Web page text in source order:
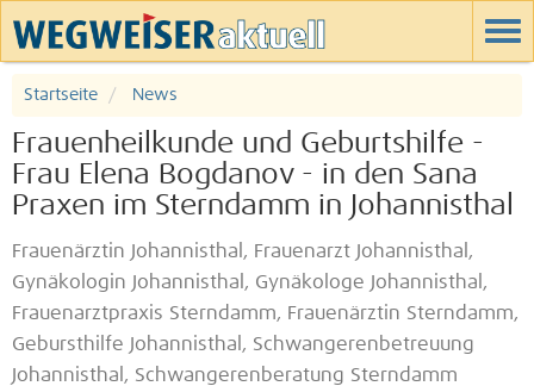
Startseite News
Frauenheilkunde und Geburtshilfe -
Frau Elena Bogdanov - in den Sana
Praxen im Sterndamm in Johannisthal
Frauenärztin Johannisthal, Frauenarzt Johannisthal,
Gynäkologin Johannisthal, Gynäkologe Johannisthal,
Frauenarztpraxis Sterndamm, Frauenärztin Sterndamm,
Gebursthilfe Johannisthal, Schwangerenbetreuung
Johannisthal, Schwangerenberatung Sterndamm